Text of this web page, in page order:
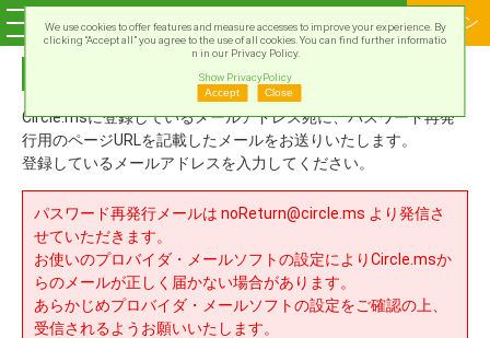
ログイン
Circle.msに登録しているメールアドレス宛に、パスワード再発
行用のページURLを記載したメールをお送りいたします。
登録しているメールアドレスを入力してください。
パスワード再発行メールは noReturn@circle.ms より発信さ
せていただきます。
お使いのプロバイダ・メールソフトの設定によりCircle.msか
らのメールが正しく届かない場合があります。
あらかじめプロバイダ・メールソフトの設定をご確認の上、
受信されるようお願いいたします。
We use cookies to offer features and measure accesses to improve your experience. By
clicking “Accept all” you agree to the use of all cookies. You can find further informatio
n in our Privacy Policy.
Show PrivacyPolicy
Accept
Close